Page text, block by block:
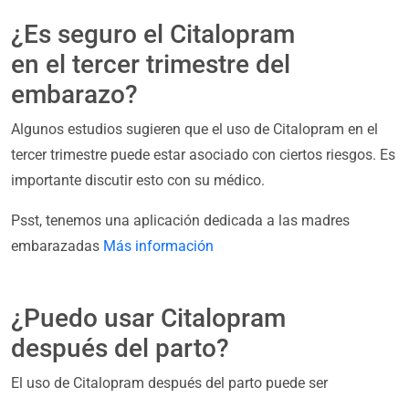
¿Es seguro el Citalopram
en el tercer trimestre del
embarazo?
Algunos estudios sugieren que el uso de Citalopram en el
tercer trimestre puede estar asociado con ciertos riesgos. Es
importante discutir esto con su médico.
Psst, tenemos una aplicación dedicada a las madres
embarazadas Más información
¿Puedo usar Citalopram
después del parto?
El uso de Citalopram después del parto puede ser